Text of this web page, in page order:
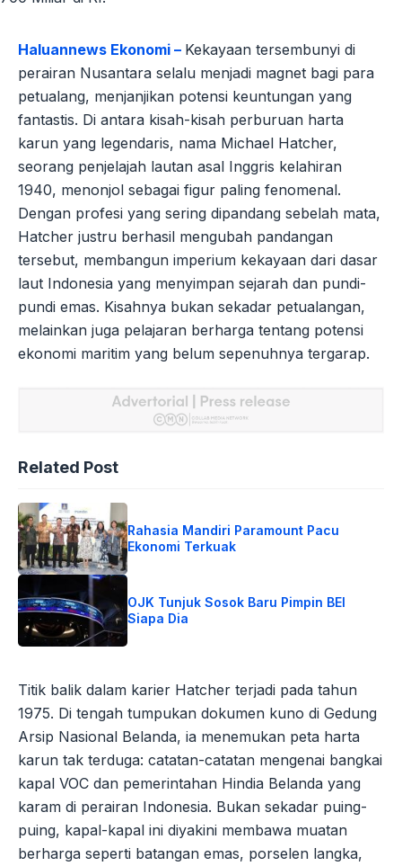
Haluannews Ekonomi – Kekayaan tersembunyi di
perairan Nusantara selalu menjadi magnet bagi para
petualang, menjanjikan potensi keuntungan yang
fantastis. Di antara kisah-kisah perburuan harta
karun yang legendaris, nama Michael Hatcher,
seorang penjelajah lautan asal Inggris kelahiran
1940, menonjol sebagai figur paling fenomenal.
Dengan profesi yang sering dipandang sebelah mata,
Hatcher justru berhasil mengubah pandangan
tersebut, membangun imperium kekayaan dari dasar
laut Indonesia yang menyimpan sejarah dan pundi-
pundi emas. Kisahnya bukan sekadar petualangan,
melainkan juga pelajaran berharga tentang potensi
ekonomi maritim yang belum sepenuhnya tergarap.
Related Post
Rahasia Mandiri Paramount Pacu
Ekonomi Terkuak
OJK Tunjuk Sosok Baru Pimpin BEI
Siapa Dia
Titik balik dalam karier Hatcher terjadi pada tahun
1975. Di tengah tumpukan dokumen kuno di Gedung
Arsip Nasional Belanda, ia menemukan peta harta
karun tak terduga: catatan-catatan mengenai bangkai
kapal VOC dan pemerintahan Hindia Belanda yang
karam di perairan Indonesia. Bukan sekadar puing-
puing, kapal-kapal ini diyakini membawa muatan
berharga seperti batangan emas, porselen langka,